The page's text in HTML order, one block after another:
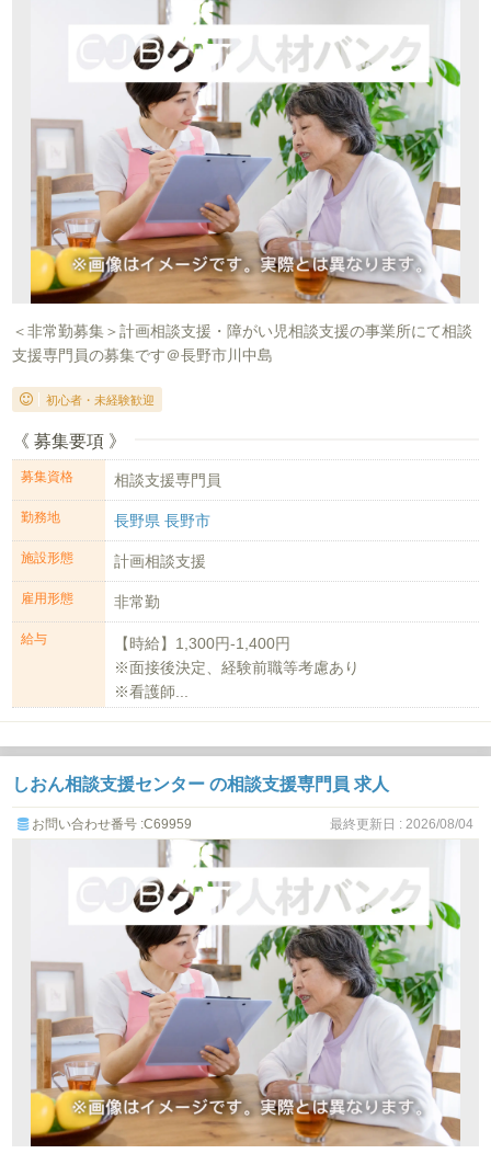
＜非常勤募集＞計画相談支援・障がい児相談支援の事業所にて相談
支援専門員の募集です＠長野市川中島
初心者・未経験歓迎
《 募集要項 》
募集資格 相談支援専門員
勤務地 長野県 長野市
施設形態 計画相談支援
雇用形態 非常勤
給与
【時給】1,300円-1,400円
※面接後決定、経験前職等考慮あり
※看護師...
しおん相談支援センター の相談支援専門員 求人
お問い合わせ番号 :C69959 最終更新日 : 2026/08/04